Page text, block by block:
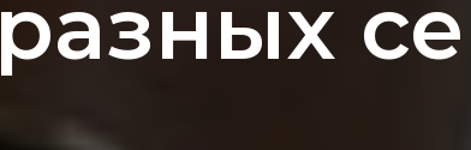
разных